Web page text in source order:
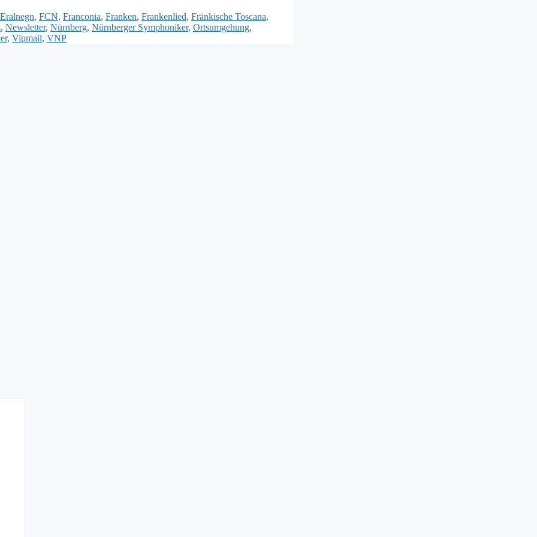
Eralnegn, FCN, Franconia, Franken, Frankenlied, Fränkische Toscana,
, Newsletter, Nürnberg, Nürnberger Symphoniker, Ortsumgehung,
, Vipmail, VNP